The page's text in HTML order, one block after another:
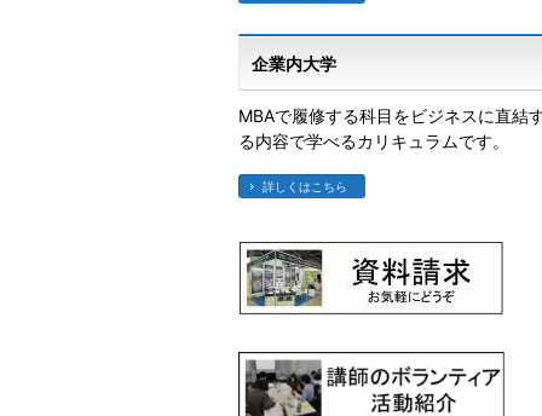
企業内大学
MBAで履修する科目をビジネスに直結
る内容で学べるカリキュラムです。
詳しくはこちら